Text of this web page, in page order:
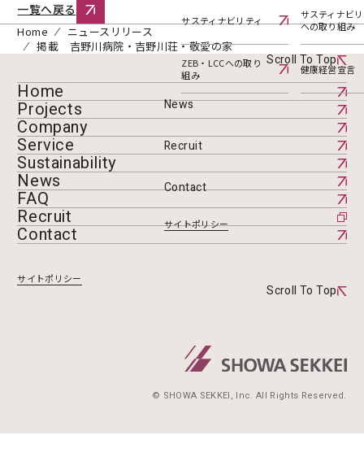
サスティナビリティ
サスティナビ
への取り組み
ZEB・LCCへの取り
組み
健康経営宣言
News
Recruit
Contact
サイトポリシー
一覧へ戻る
Home
ニュースリリース
掲載 吉野川病院・吉野川荘・敬愛の家
Scroll To Top
Home
Projects
Company
Service
Sustainability
News
FAQ
Recruit
Contact
サイトポリシー
Scroll To Top
© SHOWA SEKKEI, Inc. All Rights Reserved.